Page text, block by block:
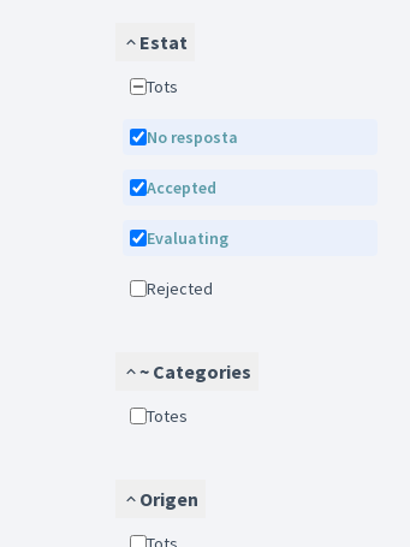
Estat
Tots
No resposta
Accepted
Evaluating
Rejected
~ Categories
Totes
Origen